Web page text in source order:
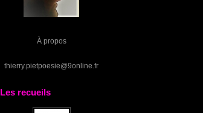
À propos
thierry.pietpoesie@9online.fr
Les recueils